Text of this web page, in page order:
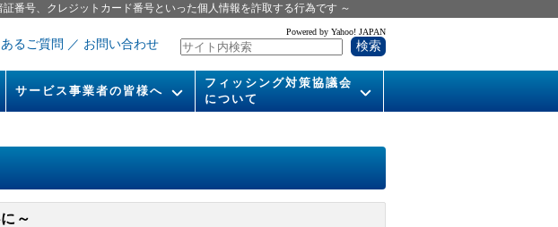
番号、クレジットカード番号といった個人情報を詐取する行為です ～
あるご質問 ／ お問い合わせ
Powered by Yahoo! JAPAN
サービス事業者の皆様へ
フィッシング対策協議会
について
～